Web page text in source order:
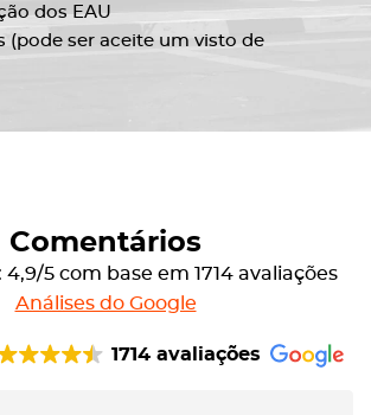
dos EAU
(pode ser aceite um visto de
Comentários
4,9/5 com base em 1714 avaliações
Análises do Google
1714 avaliações